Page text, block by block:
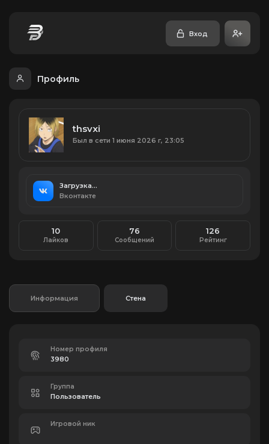
Вход
Профиль
thsvxi
Был в сети 1 июня 2026 г, 23:05
Загрузка...
Вконтакте
10
Лайков
76
Сообщений
126
Рейтинг
Информация Стена
Номер профиля
3980
Группа
Пользователь
Игровой ник